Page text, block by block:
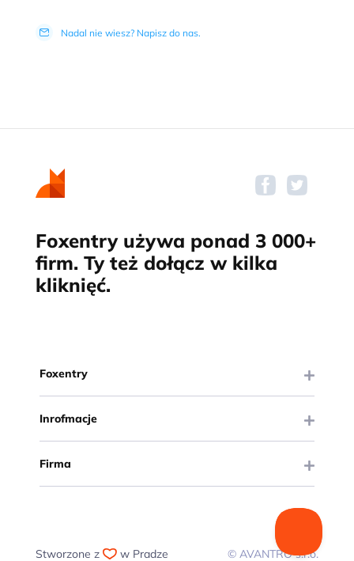
Nadal nie wiesz? Napisz do nas.
Foxentry używa ponad 3 000+
firm. Ty też dołącz w kilka
kliknięć.
Foxentry
Inrofmacje
Firma
© AVANTRO s.r.o.
Stworzone z w Pradze